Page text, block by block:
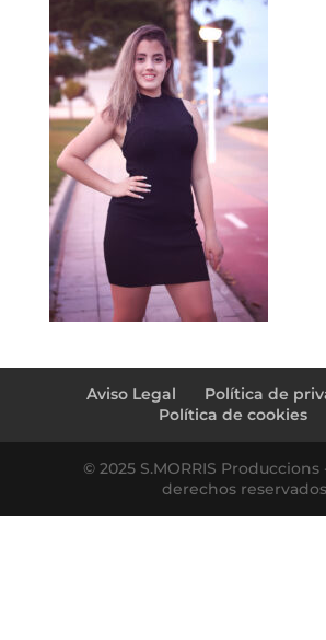
Aviso Legal
Política de
Política de cookies
© 2025 S.MORRIS Produccions
derechos reservados